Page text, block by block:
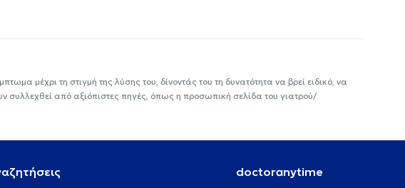
μέχρι τη στιγμή της λύσης του, δίνοντάς του τη δυνατότητα να βρεί ειδικό, να
συλλεχθεί από αξιόπιστες πηγές, όπως η προσωπική σελίδα του γιατρού/
doctoranytime